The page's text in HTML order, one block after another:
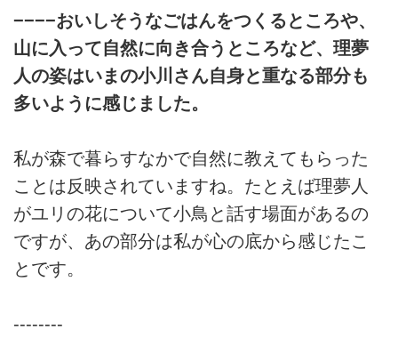
−−−−おいしそうなごはんをつくるところや、
山に入って自然に向き合うところなど、理夢
人の姿はいまの小川さん自身と重なる部分も
多いように感じました。
私が森で暮らすなかで自然に教えてもらった
ことは反映されていますね。たとえば理夢人
がユリの花について小鳥と話す場面があるの
ですが、あの部分は私が心の底から感じたこ
とです。
--------